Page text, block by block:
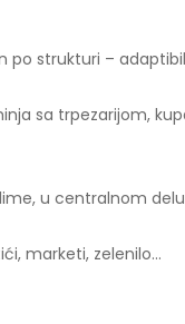
po strukturi –
sa trpezarijom,
u centralnom
marketi, zelenilo…